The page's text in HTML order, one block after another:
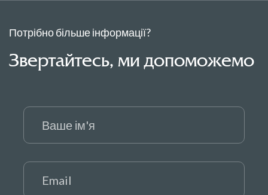
Потрібно більше інформації?
Звертайтесь, ми допоможемо